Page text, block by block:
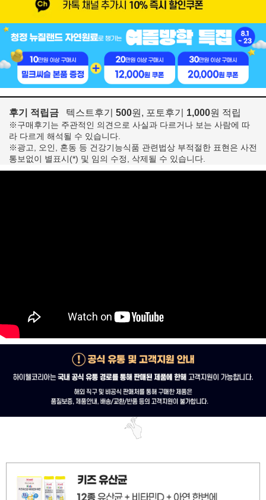
후기 적립금 텍스트후기 500원, 포토후기 1,000원 적립
※구매후기는 주관적인 의견으로 사실과 다르거나 보는 사람에 따
라 다르게 해석될 수 있습니다.
※광고, 오인, 혼동 등 건강기능식품 관련법상 부적절한 표현은 사전
통보없이 별표시(*) 및 임의 수정, 삭제될 수 있습니다.